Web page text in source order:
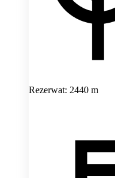
Rezerwat: 2440 m